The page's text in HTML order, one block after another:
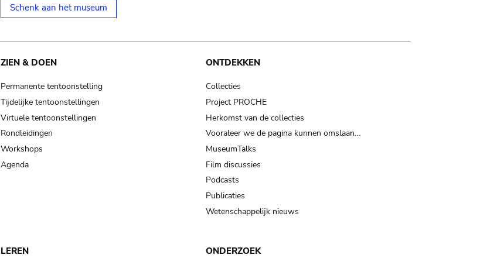
Schenk aan het museum
ZIEN & DOEN
Permanente tentoonstelling
Tijdelijke tentoonstellingen
Virtuele tentoonstellingen
Rondleidingen
Workshops
Agenda
ONTDEKKEN
Collecties
Project PROCHE
Herkomst van de collecties
Vooraleer we de pagina kunnen omslaan…
MuseumTalks
Film discussies
Podcasts
Publicaties
Wetenschappelijk nieuws
LEREN ONDERZOEK